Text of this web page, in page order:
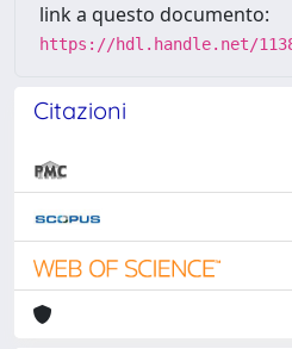
link a questo documento:
https://hdl.handle.net/
Citazioni